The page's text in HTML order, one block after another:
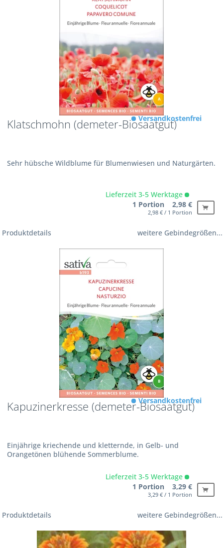
Klatschmohn (demeter-Biosaatgut)
Sehr hübsche Wildblume für Blumenwiesen und Naturgärten.
Versandkostenfrei
Lieferzeit 3-5 Werktage
1 Portion 2,98 €
2,98 € / 1 Portion
Produktdetails weitere Gebindegrößen...
Kapuzinerkresse (demeter-Biosaatgut)
Einjährige kriechende und kletternde, in Gelb- und
Orangetönen blühende Sommerblume.
Versandkostenfrei
Lieferzeit 3-5 Werktage
1 Portion 3,29 €
3,29 € / 1 Portion
Produktdetails weitere Gebindegrößen...